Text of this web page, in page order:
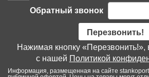
Обратный звонок
Перезвонить!
Нажимая кнопку «Перезвонить!»,
с нашей Политикой
Информация, размещенная на сайте